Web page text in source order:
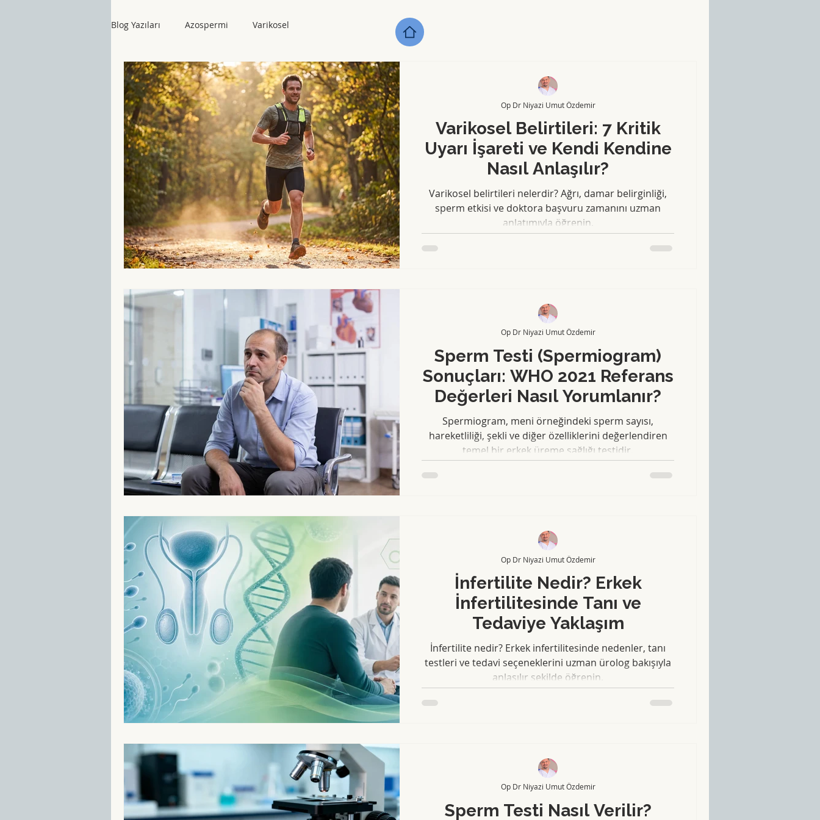
Blog Yazıları Azospermi Varikosel
Varikosel Belirtileri: 7 Kritik
Uyarı İşareti ve Kendi Kendine
Nasıl Anlaşılır?
Varikosel belirtileri nelerdir? Ağrı, damar belirginliği,
sperm etkisi ve doktora başvuru zamanını uzman
anlatımıyla öğrenin.
Op Dr Niyazi Umut Özdemir
Sperm Testi (Spermiogram)
Sonuçları: WHO 2021 Referans
Değerleri Nasıl Yorumlanır?
Spermiogram, meni örneğindeki sperm sayısı,
hareketliliği, şekli ve diğer özelliklerini değerlendiren
temel bir erkek üreme sağlığı testidir.
Op Dr Niyazi Umut Özdemir
İnfertilite Nedir? Erkek
İnfertilitesinde Tanı ve
Tedaviye Yaklaşım
İnfertilite nedir? Erkek infertilitesinde nedenler, tanı
testleri ve tedavi seçeneklerini uzman ürolog bakışıyla
anlaşılır şekilde öğrenin.
Op Dr Niyazi Umut Özdemir
Sperm Testi Nasıl Verilir?
Op Dr Niyazi Umut Özdemir